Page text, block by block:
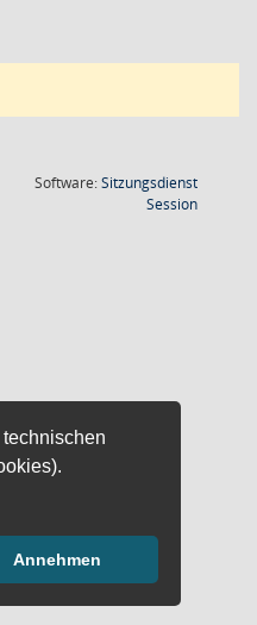
Annehmen
Software:Sitzungsdienst
Session(Wird in